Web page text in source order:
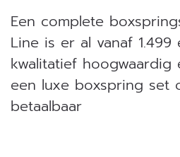
Een complete
Line is er al vanaf
kwalitatief hoogwaardig
een luxe boxspring set
betaalbaar